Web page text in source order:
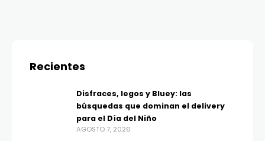
Recientes
Disfraces, legos y Bluey: las
búsquedas que dominan el delivery
para el Día del Niño
AGOSTO 7, 2026